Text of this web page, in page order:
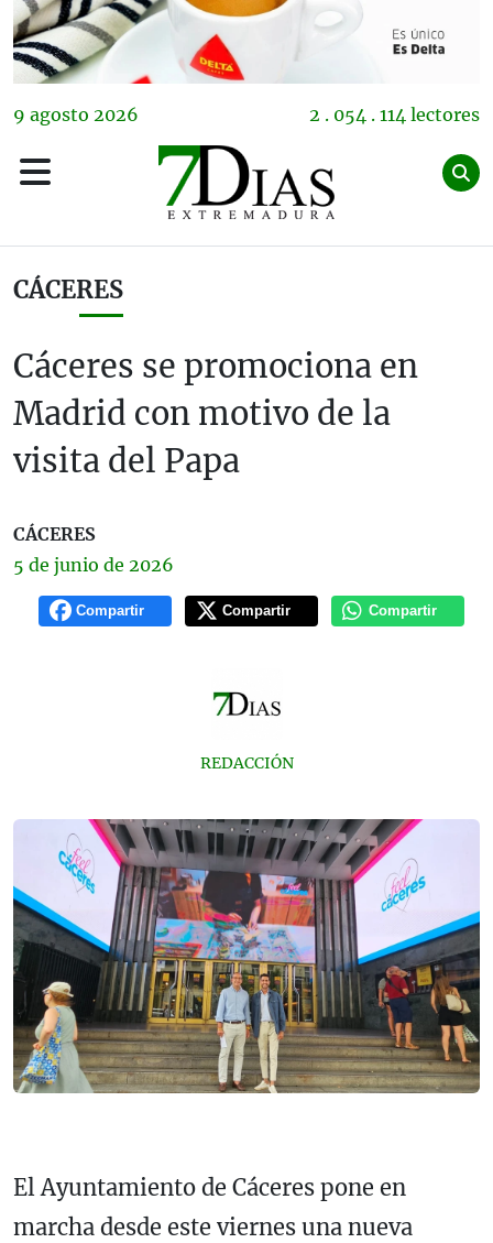
9 agosto 2026 2 . 054 . 114 lectores
CÁCERES
Cáceres se promociona en
Madrid con motivo de la
visita del Papa
CÁCERES
5 de junio de 2026
Compartir Compartir Compartir
REDACCIÓN
El Ayuntamiento de Cáceres pone en
marcha desde este viernes una nueva